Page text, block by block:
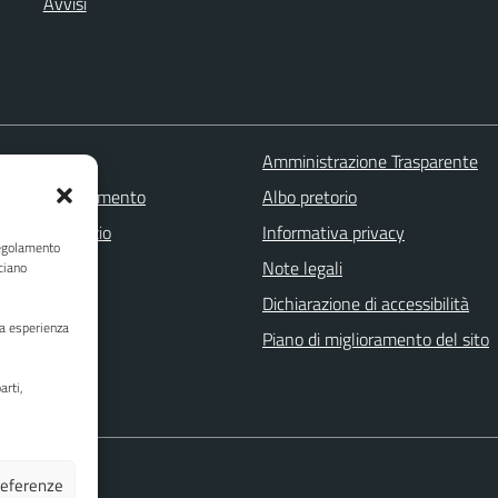
esperienza
appuntamento
disservizio
Amministrazione Trasparente
Albo pretorio
Informativa privacy
Note legali
Dichiarazione di accessibilità
Piano di miglioramento del sito